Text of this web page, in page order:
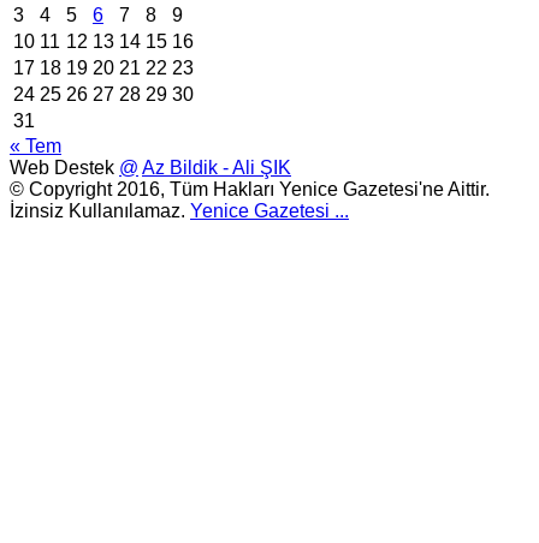
3
4 5 6 7 8
9
10 11 12 13 14 15 16
17 18 19 20 21 22 23
24 25 26 27 28 29 30
31
« Tem
Web Destek @ Az Bildik - Ali ŞIK
© Copyright 2016, Tüm Hakları Yenice Gazetesi'ne Aittir.
İzinsiz Kullanılamaz. Yenice Gazetesi ...